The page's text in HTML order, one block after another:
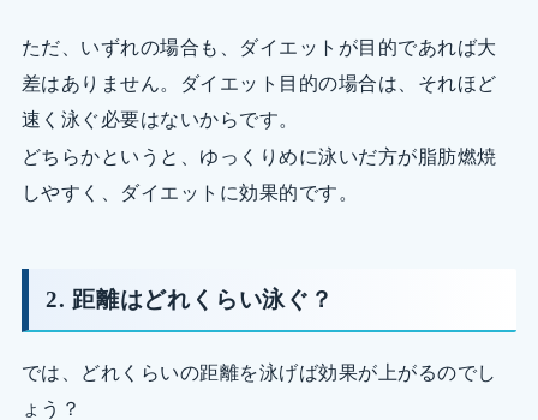
ただ、いずれの場合も、ダイエットが目的であれば大
差はありません。ダイエット目的の場合は、それほど
速く泳ぐ必要はないからです。
どちらかというと、ゆっくりめに泳いだ方が脂肪燃焼
しやすく、ダイエットに効果的です。
2. 距離はどれくらい泳ぐ？
では、どれくらいの距離を泳げば効果が上がるのでし
ょう？